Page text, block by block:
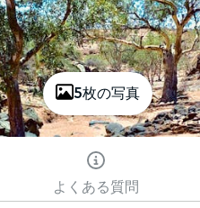
5枚の写真
よくある質問